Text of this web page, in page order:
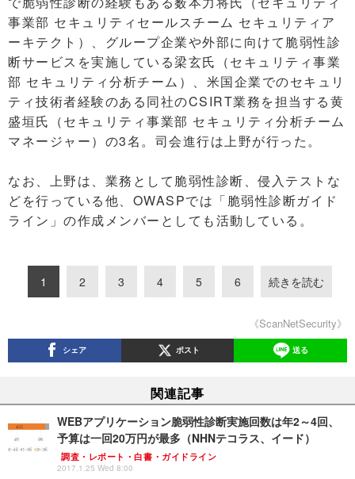
事業部 セキュリティセールスチーム セキュリティア
ーキテクト）、グループ企業や外部に向けて脆弱性診
断サービスを実施している梁玄氏（セキュリティ事業
部 セキュリティ分析チーム）、米国企業でのセキュリ
ティ技術者経験のある同社のCSIRT業務を担当する黄
盛垣氏（セキュリティ事業部 セキュリティ分析チーム
マネージャー）の3名。司会進行は上野が行った。
なお、上野は、業務として脆弱性診断、侵入テストな
どを行っている他、OWASPでは「脆弱性診断ガイド
ライン」の作成メンバーとしても活動している。
1 2 3 4 5 6 続きを読む
《ScanNetSecurity》
シェア ポスト 送る
関連記事
WEBアプリケーション脆弱性診断実施回数は年2～4回、
予算は一回20万円が最多（NHNテコラス、イード）
調査・レポート・白書・ガイドライン
2017.1.25 Wed 8:00